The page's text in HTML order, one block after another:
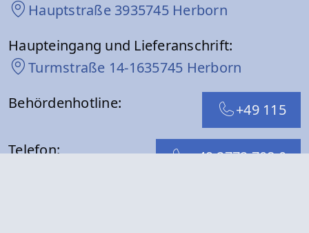
Hauptstraße 3935745 Herborn
Haupteingang und Lieferanschrift:
Turmstraße 14-1635745 Herborn
Behördenhotline:
+49 115
Telefon: +49 2772 708 0